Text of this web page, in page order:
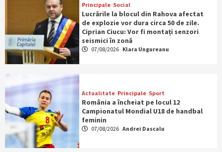
Principale Social
Lucrările la blocul din Rahova afectat
de explozie vor dura circa 50 de zile.
Ciprian Ciucu: Vor fi montați senzori
seismici în zonă
07/08/2026 Klara Ungureanu
Actualitate Principale Sport
România a încheiat pe locul 12
Campionatul Mondial U18 de handbal
feminin
07/08/2026 Andrei Dascalu